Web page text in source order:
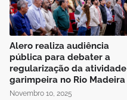
Alero realiza audiência
pública para debater a
regularização da atividade
garimpeira no Rio Madeira
Novembro 10, 2025